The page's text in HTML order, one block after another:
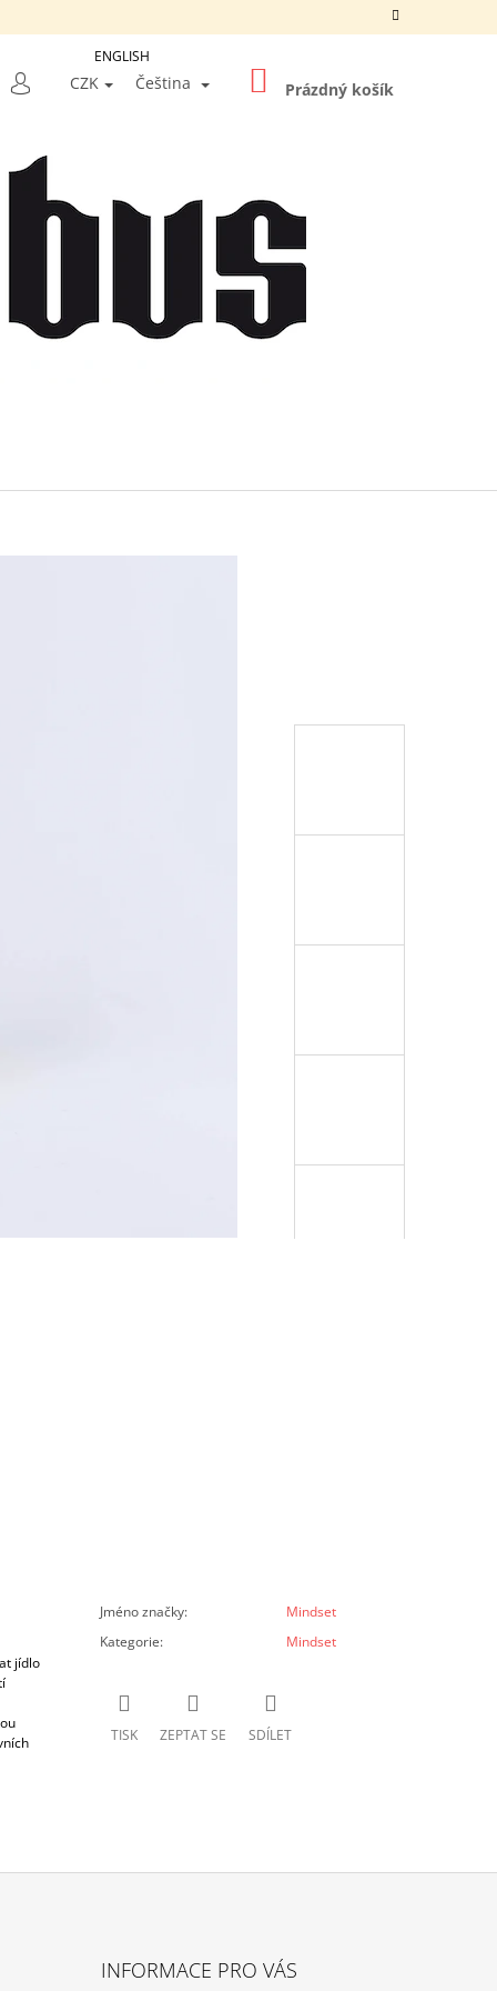
PŘIHLÁŠENÍ
CZK Čeština NÁKUPNÍ
KOŠÍK
Prázdný košík
jídlo
Jméno značky:
Mindset
Kategorie: Mindset
TISK ZEPTAT SE SDÍLET
INFORMACE PRO VÁS
ENGLISH